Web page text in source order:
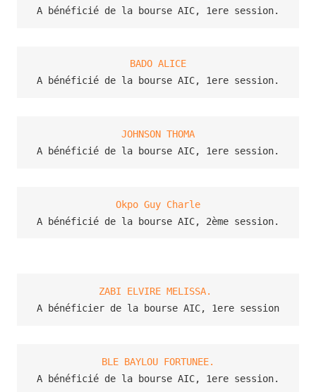
A bénéficié de la bourse AIC, 1ere session.
BADO ALICE
A bénéficié de la bourse AIC, 1ere session.
JOHNSON THOMA
A bénéficié de la bourse AIC, 1ere session.
Okpo Guy Charle
A bénéficié de la bourse AIC, 2ème session.
ZABI ELVIRE MELISSA.
A bénéficier de la bourse AIC, 1ere session
BLE BAYLOU FORTUNEE.
A bénéficié de la bourse AIC, 1ere session.